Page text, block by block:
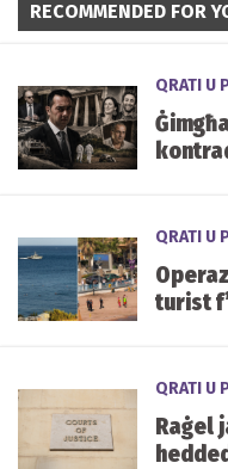
RECOMMENDED FOR
QRATI U
QRATI U
turist
QRATI U
Raġel